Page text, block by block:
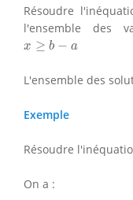
Résoudre
l'ensemble des
x ≥ b − a
x ≥b −
L'ensemble des
Exemple
Résoudre
On a :